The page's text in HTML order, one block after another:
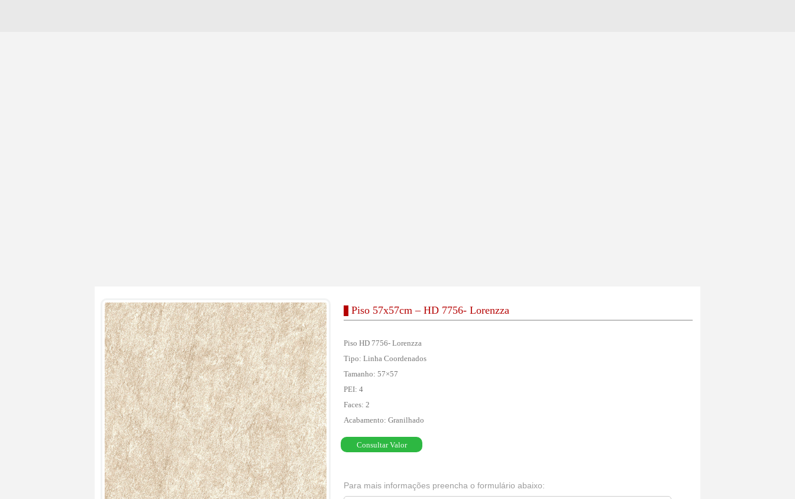
Piso 57x57cm – HD 7756- Lorenzza
Piso HD 7756- Lorenzza
Tipo: Linha Coordenados
Tamanho: 57×57
PEI: 4
Faces: 2
Acabamento: Granilhado
Consultar Valor
Para mais informações preencha o formulário abaixo: